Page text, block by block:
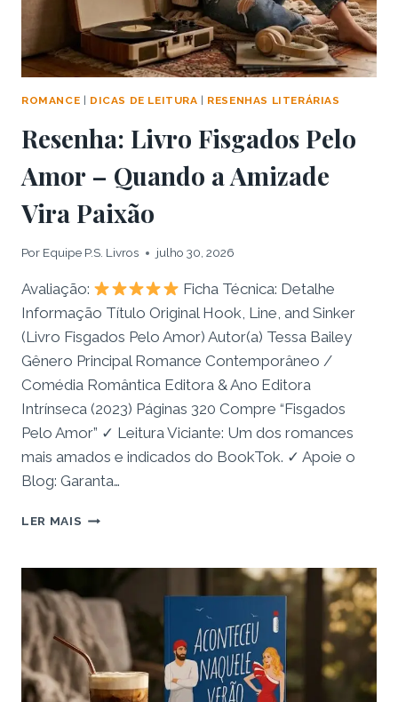
HENRY
ROMANCE DICAS DE LEITURA RESENHAS LITERÁRIAS
Resenha: Livro Fisgados Pelo
Amor – Quando a Amizade
Vira Paixão
Por Equipe P.S. Livros julho 30, 2026
Avaliação:
Ficha Técnica: Detalhe
Informação Título Original Hook, Line, and Sinker
(Livro Fisgados Pelo Amor) Autor(a) Tessa Bailey
Gênero Principal Romance Contemporâneo /
Comédia Romântica Editora & Ano Editora
Intrínseca (2023) Páginas 320 Compre “Fisgados
Pelo Amor” ✓ Leitura Viciante: Um dos romances
mais amados e indicados do BookTok. ✓ Apoie o
Blog: Garanta…
LER MAIS RESENHA:
PELO
–
QUANDO
A
AMIZADE
VIRA